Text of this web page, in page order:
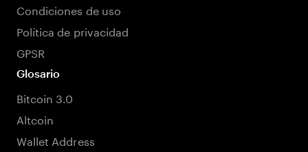
Condiciones de uso
Política de privacidad
GPSR
Glosario
Bitcoin 3.0
Altcoin
Wallet Address